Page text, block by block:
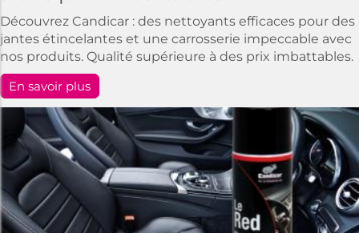
Découvrez Candicar : des nettoyants efficaces pour des
jantes étincelantes et une carrosserie impeccable avec
nos produits. Qualité supérieure à des prix imbattables.
En savoir plus